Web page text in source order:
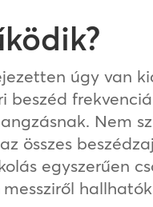
úgy van
beszéd
Nem
összes
egyszerűen